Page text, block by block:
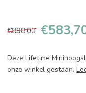
€898,00
Deze Lifetime
onze winkel gestaan.